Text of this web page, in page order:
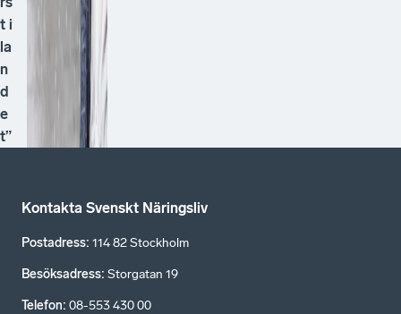
t i
la
n
d
e
t”
Kontakta Svenskt Näringsliv
Postadress: 114 82 Stockholm
Besöksadress: Storgatan 19
Telefon: 08-553 430 00